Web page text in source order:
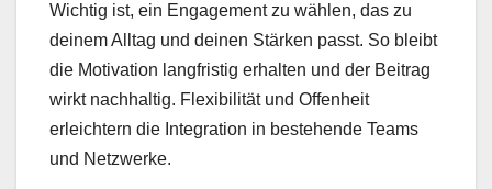
Wichtig ist, ein Engagement zu wählen, das zu
deinem Alltag und deinen Stärken passt. So bleibt
die Motivation langfristig erhalten und der Beitrag
wirkt nachhaltig. Flexibilität und Offenheit
erleichtern die Integration in bestehende Teams
und Netzwerke.